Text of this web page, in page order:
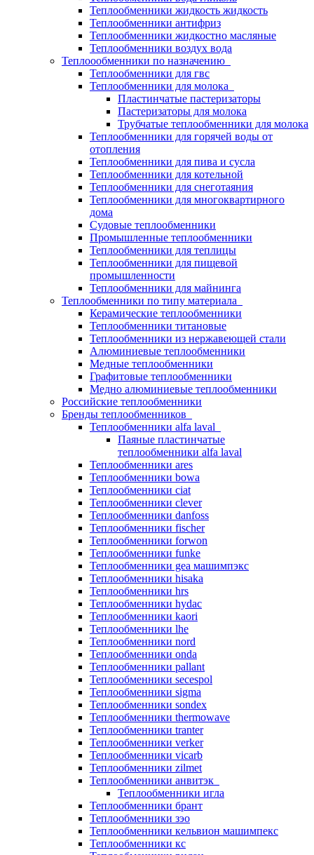
Теплообменники жидкость жидкость
Теплообменники антифриз
Теплообменники жидкостно масляные
Теплообменники воздух вода
Теплоообменники по назначению
Теплообменники для гвс
Теплообменники для молока
Пластинчатые пастеризаторы
Пастеризаторы для молока
Трубчатые теплообменники для молока
Теплообменники для горячей воды от
отопления
Теплообменники для пива и сусла
Теплообменники для котельной
Теплообменники для снеготаяния
Теплообменники для многоквартирного
дома
Судовые теплообменники
Промышленные теплообменники
Теплообменники для теплицы
Теплообменники для пищевой
промышленности
Теплообменники для майнинга
Теплообменники по типу материала
Керамические теплообменники
Теплообменники титановые
Теплообменники из нержавеющей стали
Алюминиевые теплообменники
Медные теплообменники
Графитовые теплообменники
Медно алюминиевые теплообменники
Российские теплообменники
Бренды теплообменников
Теплообменники alfa laval
Паяные пластинчатые
теплообменники alfa laval
Теплообменники ares
Теплообменники bowa
Теплообменники ciat
Теплообменники clever
Теплообменники danfoss
Теплообменники fischer
Теплообменники forwon
Теплообменники funke
Теплообменники gea машимпэкс
Теплообменники hisaka
Теплообменники hrs
Теплообменники hydac
Теплообменники kaori
Теплообменники lhe
Теплообменники nord
Теплообменники onda
Теплообменники pallant
Теплообменники secespol
Теплообменники sigma
Теплообменники sondex
Теплообменники thermowave
Теплообменники tranter
Теплообменники verker
Теплообменники vicarb
Теплообменники zilmet
Теплообменники анвитэк
Теплообменники игла
Теплообменники брант
Теплообменники зэо
Теплообменники кельвион машимпекс
Теплообменники кс